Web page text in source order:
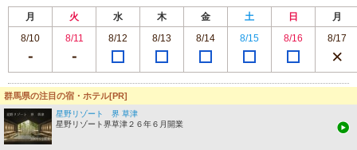
月 火 水 木 金 土 日
月
8/10
8/11 8/12 8/13 8/14 8/15 8/16 8/17
この施設のプランをもっと見る
22 Blissful Garden
群馬県の注目の宿・ホテル[PR]
星野リゾート 界 草津
星野リゾート界草津２６年６月開業